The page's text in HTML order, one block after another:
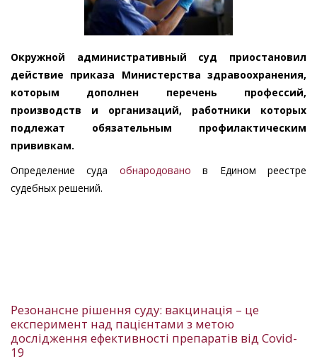
Окружной административный суд приостановил
действие приказа Министерства здравоохранения,
которым дополнен перечень профессий,
производств и организаций, работники которых
подлежат обязательным профилактическим
прививкам.
Определение суда обнародовано в Едином реестре
судебных решений.
Резонансне рішення суду: вакцинація – це
експеримент над пацієнтами з метою
дослідження ефективності препаратів від Covid-
19